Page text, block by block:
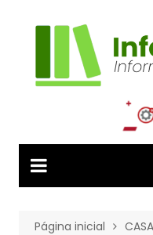
Página inicial